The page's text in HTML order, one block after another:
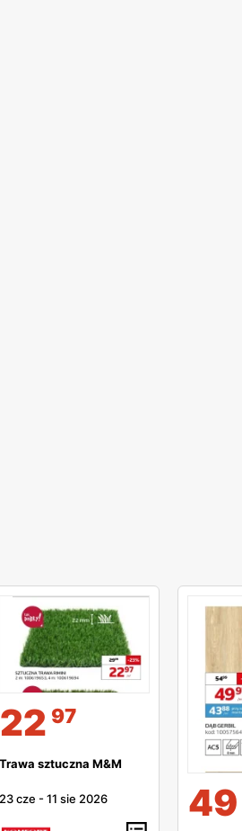
22 97
Trawa sztuczna M&M
23 cze -11 sie 2026 49